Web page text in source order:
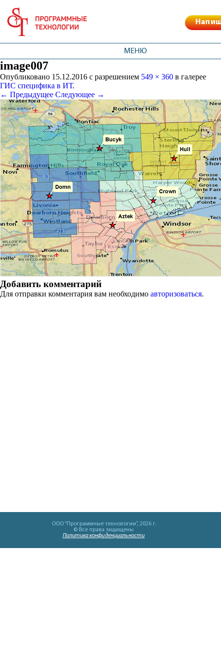
МЕНЮ
image007
Опубликовано 15.12.2016 с разрешением 549 × 360 в галерее
ГИС специфика в ИТ.
← Предыдущее Следующее →
Добавить комментарий
Для отправки комментария вам необходимо авторизоваться.
OOO “Программные технологии”, 2026 г.
© Все права защищены
Политика конфиденциальности